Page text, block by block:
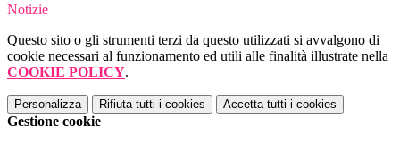
Notizie
Questo sito o gli strumenti terzi da questo utilizzati si avvalgono di
cookie necessari al funzionamento ed utili alle finalità illustrate nella
COOKIE POLICY.
Personalizza Rifiuta tutti i cookies Accetta tutti i cookies
Gestione cookie